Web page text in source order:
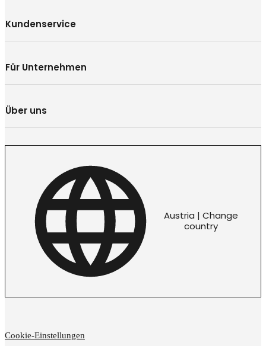
Kundenservice
Für Unternehmen
Über uns
Austria | Change
country
Cookie-Einstellungen